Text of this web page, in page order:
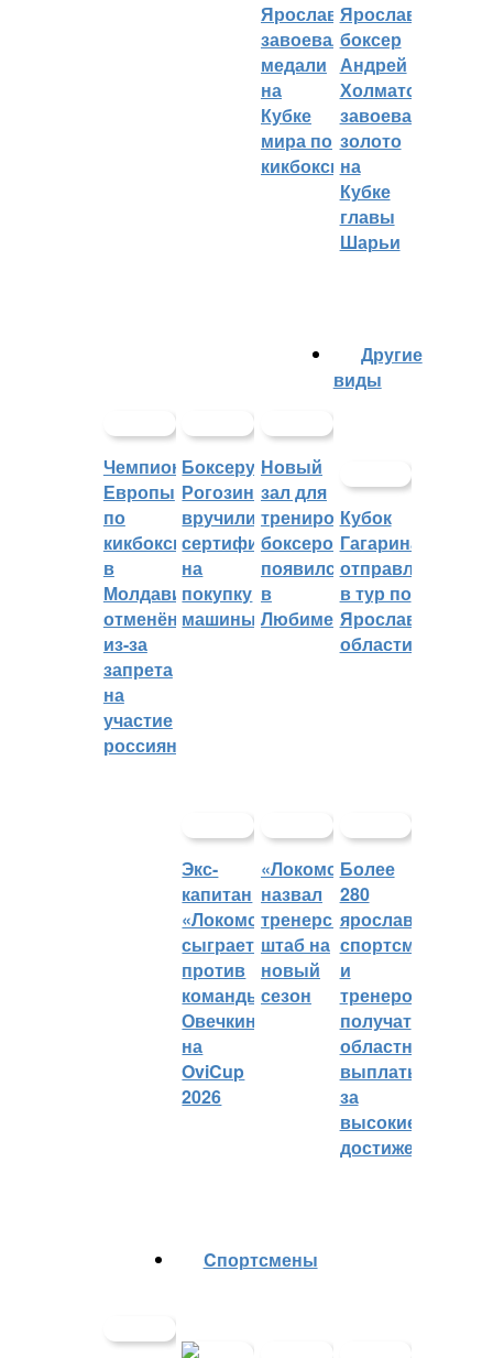
Ярославцы
завоевали
медали
на
Кубке
мира по
кикбоксингу
Ярославский
боксер
Андрей
Холматов
завоевал
золото
на
Кубке
главы
Шарьи
Чемпионат
Европы
по
кикбоксингу
в
Молдавии
отменён
из-за
запрета
на
участие
россиян
Боксеру
Рогозину
вручили
сертификат
на
покупку
машины
Новый
зал для
тренировок
боксеров
появился
в
Любиме
Другие
виды
Кубок
Гагарина
отправляется
в тур по
Ярославской
области
Экс-
капитан
«Локомотива»
сыграет
против
команды
Овечкина
на
OviCup
2026
«Локомотив»
назвал
тренерский
штаб на
новый
сезон
Более
280
ярославских
спортсменов
и
тренеров
получат
областные
выплаты
за
высокие
достижения
Cпортсмены